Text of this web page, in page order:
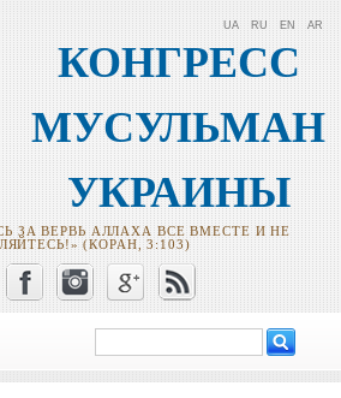
КОНГРЕСС
МУСУЛЬМАН
УКРАИНЫ
ЗА ВЕРВЬ АЛЛАХА ВСЕ ВМЕСТЕ И НЕ
(КОРАН, 3:103)
UA RU EN AR
Форма поиска